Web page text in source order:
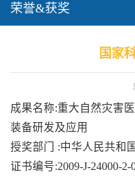
荣誉&获奖
国家
成果名称:重大自然灾害
装备研发及应用
授奖部门 :中华人民共和
证书编号:2009-J-24000-2-